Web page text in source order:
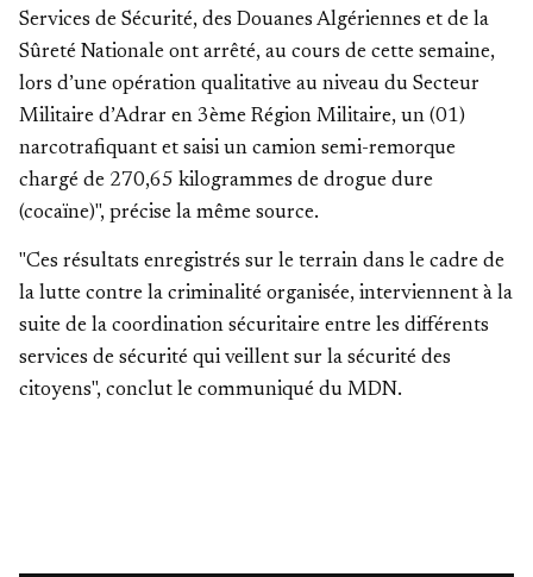
Services de Sécurité, des Douanes Algériennes et de la
Sûreté Nationale ont arrêté, au cours de cette semaine,
lors d’une opération qualitative au niveau du Secteur
Militaire d’Adrar en 3ème Région Militaire, un (01)
narcotrafiquant et saisi un camion semi-remorque
chargé de 270,65 kilogrammes de drogue dure
(cocaïne)", précise la même source.
"Ces résultats enregistrés sur le terrain dans le cadre de
la lutte contre la criminalité organisée, interviennent à la
suite de la coordination sécuritaire entre les différents
services de sécurité qui veillent sur la sécurité des
citoyens", conclut le communiqué du MDN.